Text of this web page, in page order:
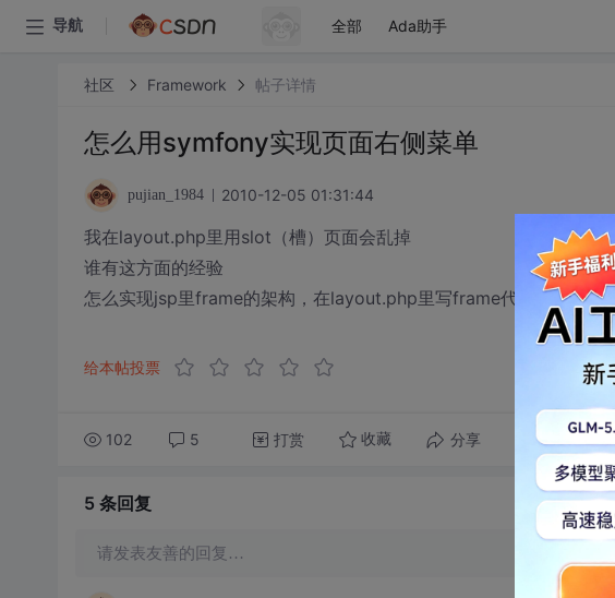
导航 全部 Ada助手
社区 Framework 帖子详情
怎么用symfony实现页面右侧菜单
pujian_1984 2010-12-05 01:31:44
我在layout.php里用slot（槽）页面会乱掉
谁有这方面的经验
怎么实现jsp里frame的架构，在layout.php里写frame代码好像不好使
给本帖投票
102 5 打赏 收藏 分享 转发到动态
5 条回复
请发表友善的回复…